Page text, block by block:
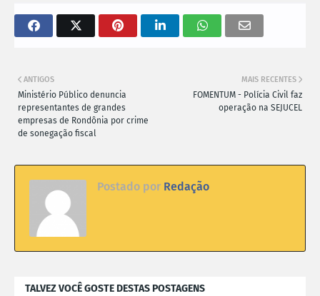
MAIS RECENTES
FOMENTUM - Polícia Civil faz
operação na SEJUCEL
ANTIGOS
Ministério Público denuncia
representantes de grandes
empresas de Rondônia por crime
de sonegação fiscal
Postado por Redação
TALVEZ VOCÊ GOSTE DESTAS POSTAGENS